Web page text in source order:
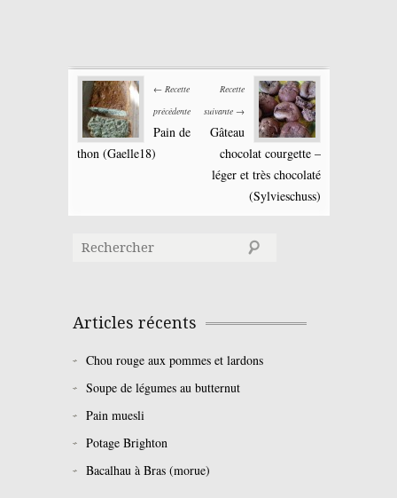
← Recette
précédente
Pain de
thon (Gaelle18)
Recette
suivante →
Gâteau
chocolat courgette –
léger et très chocolaté
(Sylvieschuss)
Articles récents
Chou rouge aux pommes et lardons
Soupe de légumes au butternut
Pain muesli
Potage Brighton
Bacalhau à Bras (morue)